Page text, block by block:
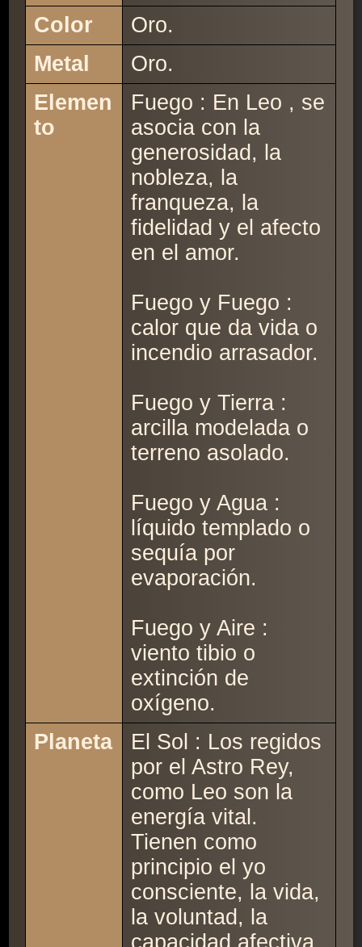
Color
Oro.
Metal
Oro.
Elemen
to
Fuego : En Leo , se
asocia con la
generosidad, la
nobleza, la
franqueza, la
fidelidad y el afecto
en el amor.
Fuego y Fuego :
calor que da vida o
incendio arrasador.
Fuego y Tierra :
arcilla modelada o
terreno asolado.
Fuego y Agua :
líquido templado o
sequía por
evaporación.
Fuego y Aire :
viento tibio o
extinción de
oxígeno.
Planeta
El Sol : Los regidos
por el Astro Rey,
como Leo son la
energía vital.
Tienen como
principio el yo
consciente, la vida,
la voluntad, la